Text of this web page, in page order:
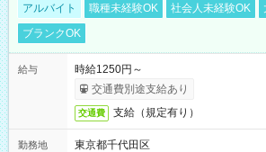
アルバイト 職種未経験OK 社会人未経験OK
ブランクOK
給与
時給1250円～
交通費別途支給あり
交通費 支給（規定有り）
勤務地
東京都千代田区